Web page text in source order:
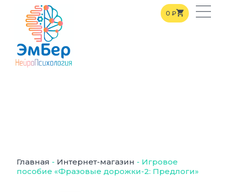
0 ₽
Главная - Интернет-магазин - Игровое
пособие «Фразовые дорожки-2: Предлоги»